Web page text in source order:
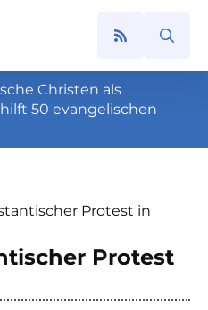
Search
Christen als
50 evangelischen
Protest in
Protest